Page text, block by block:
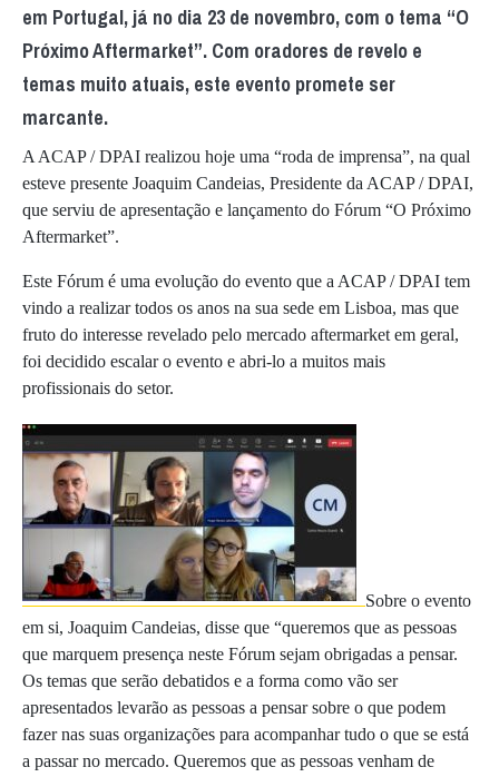
em Portugal, já no dia 23 de novembro, com o tema “O
Próximo Aftermarket”. Com oradores de revelo e
temas muito atuais, este evento promete ser
marcante.
A ACAP / DPAI realizou hoje uma “roda de imprensa”, na qual
esteve presente Joaquim Candeias, Presidente da ACAP / DPAI,
que serviu de apresentação e lançamento do Fórum “O Próximo
Aftermarket”.
Este Fórum é uma evolução do evento que a ACAP / DPAI tem
vindo a realizar todos os anos na sua sede em Lisboa, mas que
fruto do interesse revelado pelo mercado aftermarket em geral,
foi decidido escalar o evento e abri-lo a muitos mais
profissionais do setor.
Sobre o evento
em si, Joaquim Candeias, disse que “queremos que as pessoas
que marquem presença neste Fórum sejam obrigadas a pensar.
Os temas que serão debatidos e a forma como vão ser
apresentados levarão as pessoas a pensar sobre o que podem
fazer nas suas organizações para acompanhar tudo o que se está
a passar no mercado. Queremos que as pessoas venham de